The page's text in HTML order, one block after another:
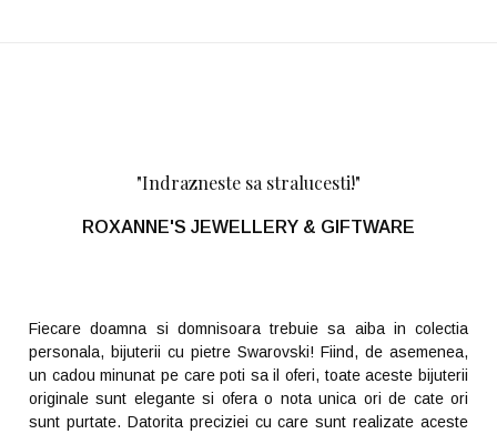
"Indrazneste sa stralucesti!"
ROXANNE'S JEWELLERY & GIFTWARE
Fiecare doamna si domnisoara trebuie sa aiba in colectia
personala, bijuterii cu pietre Swarovski! Fiind, de asemenea,
un cadou minunat pe care poti sa il oferi, toate aceste bijuterii
originale sunt elegante si ofera o nota unica ori de cate ori
sunt purtate. Datorita preciziei cu care sunt realizate aceste